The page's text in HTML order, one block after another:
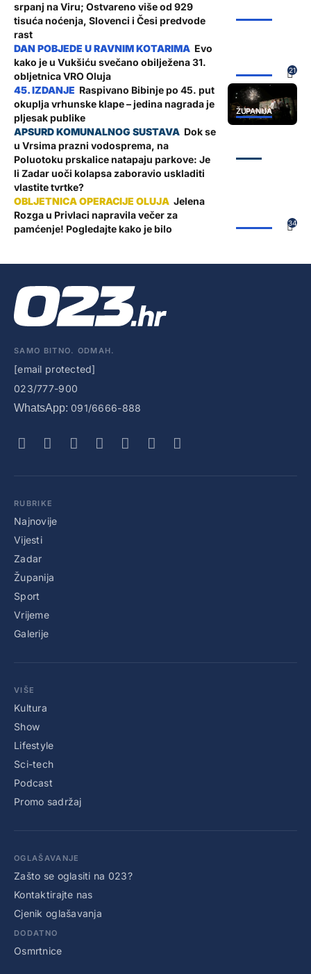
srpanj na Viru; Ostvareno više od 929
tisuća noćenja, Slovenci i Česi predvode
rast
21
Evo
kako je u Vukšiću svečano obilježena 31.
obljetnica VRO Oluja
ŽUPANIJA
Raspivano Bibinje po 45. put
okuplja vrhunske klape – jedina nagrada je
pljesak publike
Dok se
u Vrsima prazni vodosprema, na
Poluotoku prskalice natapaju parkove: Je
li Zadar uoči kolapsa zaboravio uskladiti
vlastite tvrtke?
34
Jelena
Rozga u Privlaci napravila večer za
pamćenje! Pogledajte kako je bilo
SAMO BITNO. ODMAH.
[email protected]
023/777-900
WhatsApp: 091/6666-888
RUBRIKE
Najnovije
Vijesti
Zadar
Županija
Sport
Vrijeme
Galerije
VIŠE
Kultura
Show
Lifestyle
Sci-tech
Podcast
Promo sadržaj
OGLAŠAVANJE
Zašto se oglasiti na 023?
Kontaktirajte nas
Cjenik oglašavanja
DODATNO
Osmrtnice